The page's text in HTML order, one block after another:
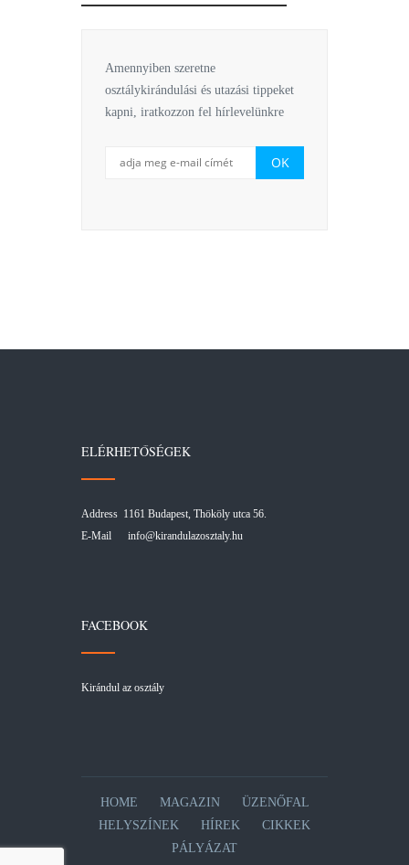
Amennyiben szeretne
osztálykirándulási és utazási tippeket
kapni, iratkozzon fel hírlevelünkre
ELÉRHETŐSÉGEK
Address 1161 Budapest, Thököly utca 56.
E-Mail info@kirandulazosztaly.hu
FACEBOOK
Kirándul az osztály
HOME MAGAZIN
ÜZENŐFAL
HELYSZÍNEK
HÍREK
CIKKEK
PÁLYÁZAT